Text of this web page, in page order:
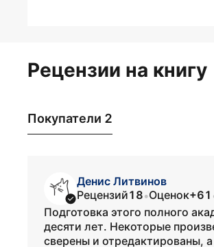
Рецензии на книгу
Покупатели 2
Денис Литвинов
Рецензий18•Оценок+61
Подготовка этого полного
десяти лет. Некоторые
сверены и отредактированы,